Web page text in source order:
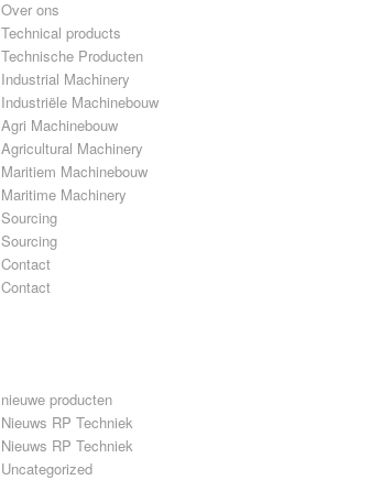
Over ons
Technical products
Technische Producten
Industrial Machinery
Industriële Machinebouw
Agri Machinebouw
Agricultural Machinery
Maritiem Machinebouw
Maritime Machinery
Sourcing
Sourcing
Contact
Contact
nieuwe producten
Nieuws RP Techniek
Nieuws RP Techniek
Uncategorized